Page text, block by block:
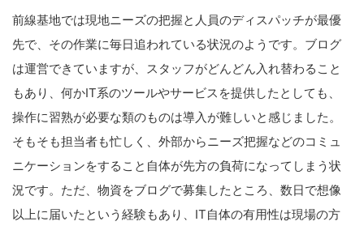
前線基地では現地ニーズの把握と人員のディスパッチが最優
先で、その作業に毎日追われている状況のようです。ブログ
は運営できていますが、スタッフがどんどん入れ替わること
もあり、何かIT系のツールやサービスを提供したとしても、
操作に習熟が必要な類のものは導入が難しいと感じました。
そもそも担当者も忙しく、外部からニーズ把握などのコミュ
ニケーションをすること自体が先方の負荷になってしまう状
況です。ただ、物資をブログで募集したところ、数日で想像
以上に届いたという経験もあり、IT自体の有用性は現場の方